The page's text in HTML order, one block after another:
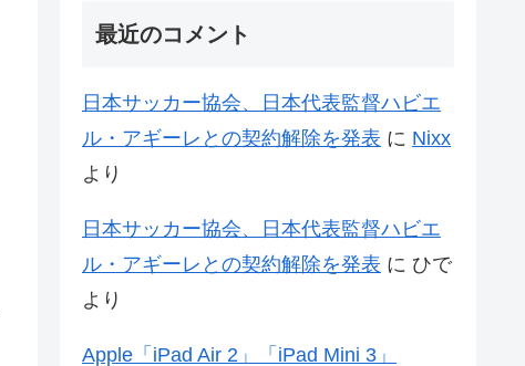
最近のコメント
日本サッカー協会、日本代表監督ハビエ
ル・アギーレとの契約解除を発表 に Nixx
より
日本サッカー協会、日本代表監督ハビエ
ル・アギーレとの契約解除を発表 に ひで
より
Apple「iPad Air 2」「iPad Mini 3」